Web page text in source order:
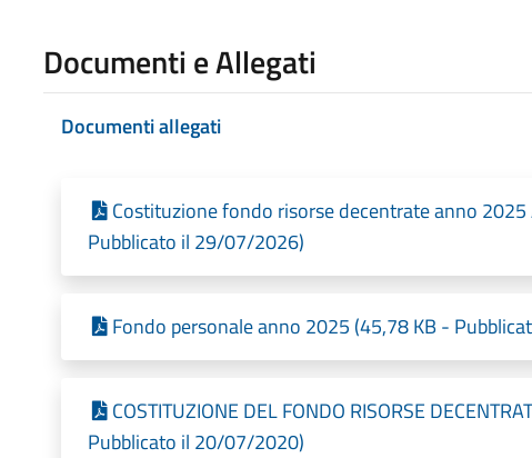
Documenti e Allegati
Documenti allegati
Costituzione fondo risorse decentrate anno
Pubblicato il 29/07/2026)
Fondo personale anno 2025 (45,78 KB -
COSTITUZIONE DEL FONDO RISORSE
Pubblicato il 20/07/2020)